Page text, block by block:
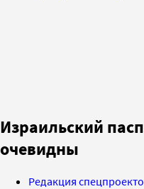
Израильский
очевидны
Редакция